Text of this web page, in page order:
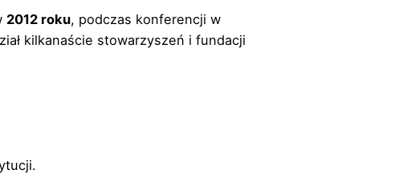
2012 roku, podczas konferencji w
kilkanaście stowarzyszeń i fundacji